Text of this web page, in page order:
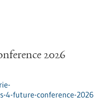
2026
4-future-conference-2026